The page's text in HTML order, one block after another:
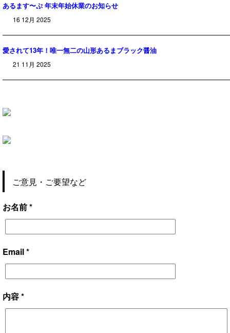
あるます〜ぷ 年末年始休業のお知らせ
16 12月 2025
愛されて13年！唯一無二の山形あるまブラック醤油
21 11月 2025
ご意見・ご要望など
お名前 *
Email *
内容 *